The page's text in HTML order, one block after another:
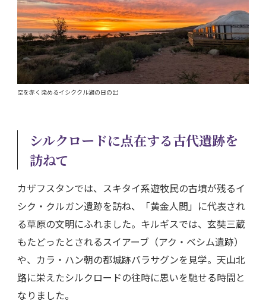
空を赤く染めるイシククル湖の日の出
シルクロードに点在する古代遺跡を
訪ねて
カザフスタンでは、スキタイ系遊牧民の古墳が残るイ
シク・クルガン遺跡を訪ね、「黄金人間」に代表され
る草原の文明にふれました。キルギスでは、玄奘三蔵
もたどったとされるスイアーブ（アク・ベシム遺跡）
や、カラ・ハン朝の都城跡バラサグンを見学。天山北
路に栄えたシルクロードの往時に思いを馳せる時間と
なりました。